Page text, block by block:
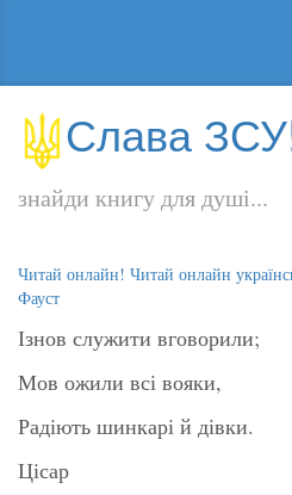
Слава
знайди книгу для душі...
Читай онлайн! Читай онлайн
Фауст
Ізнов служити вговорили;
Мов ожили всі вояки,
Радіють шинкарі й дівки.
Цісар